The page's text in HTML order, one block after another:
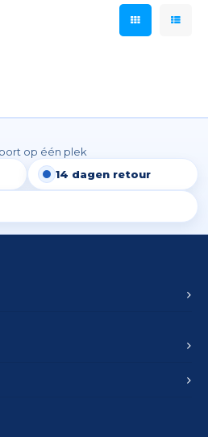
op één plek
14 dagen retour